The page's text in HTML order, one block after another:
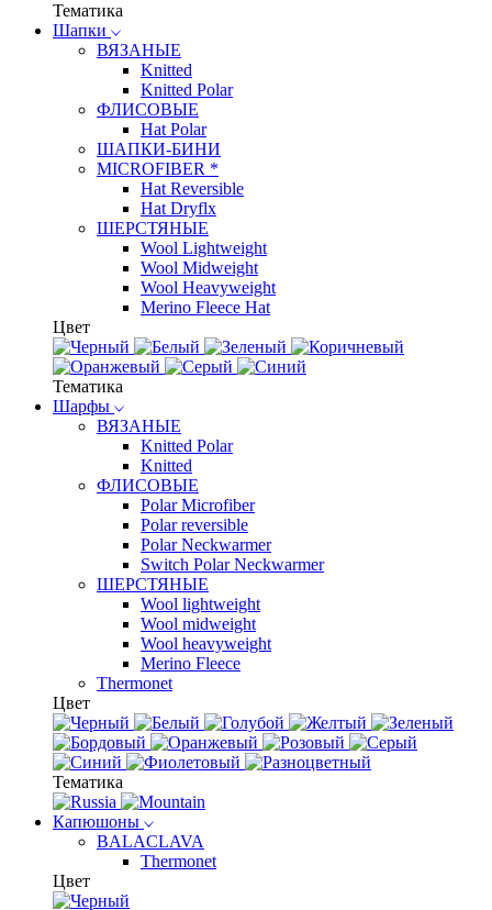
Тематика
Шапки
ВЯЗАНЫЕ
Knitted
Knitted Polar
ФЛИСОВЫЕ
Hat Polar
ШАПКИ-БИНИ
MICROFIBER *
Hat Reversible
Hat Dryflx
ШЕРСТЯНЫЕ
Wool Lightweight
Wool Midweight
Wool Heavyweight
Merino Fleece Hat
Цвет
Тематика
Шарфы
ВЯЗАНЫЕ
Knitted Polar
Knitted
ФЛИСОВЫЕ
Polar Microfiber
Polar reversible
Polar Neckwarmer
Switch Polar Neckwarmer
ШЕРСТЯНЫЕ
Wool lightweight
Wool midweight
Wool heavyweight
Merino Fleece
Thermonet
Цвет
Тематика
Капюшоны
BALACLAVA
Thermonet
Цвет